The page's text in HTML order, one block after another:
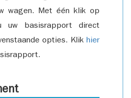
wagen. Met één klik op
basisrapport direct
opties. Klik hier